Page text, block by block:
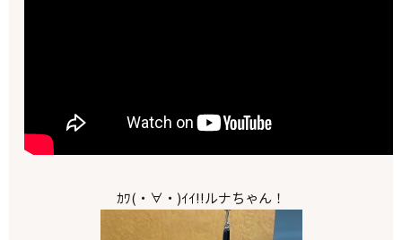
ｶﾜ(・∀・)ｲｲ!!ルナちゃん！